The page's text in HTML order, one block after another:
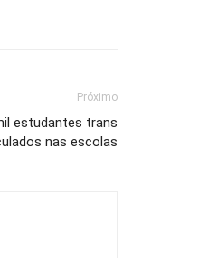
Próximo
estudantes trans
nas escolas